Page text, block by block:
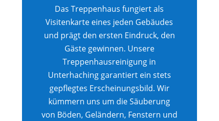
Das Treppenhaus fungiert als
Visitenkarte eines jeden Gebäudes
und prägt den ersten Eindruck, den
Gäste gewinnen. Unsere
Treppenhausreinigung in
Unterhaching garantiert ein stets
gepflegtes Erscheinungsbild. Wir
kümmern uns um die Säuberung
von Böden, Geländern, Fenstern und